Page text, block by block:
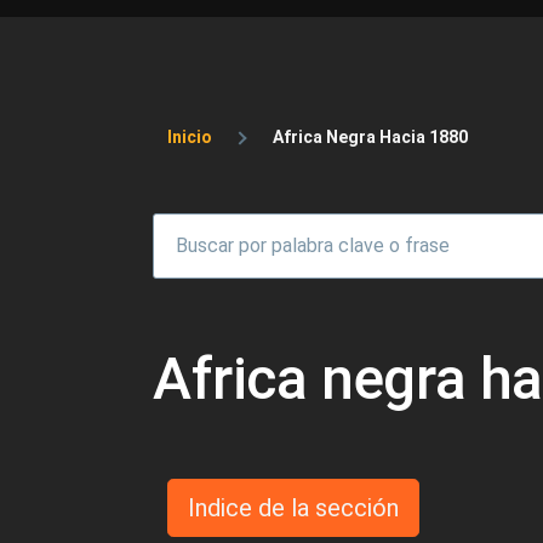
Sobrescribir enlaces
Inicio Africa Negra Hacia 1880
Africa negra
Indice de la sección